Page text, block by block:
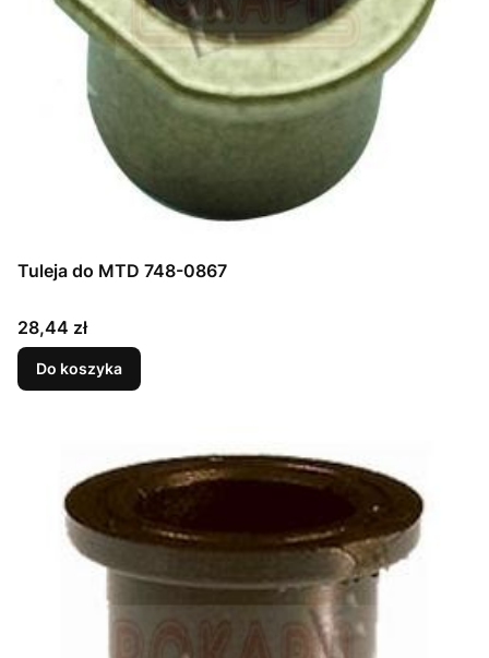
Tuleja do MTD 748-0867
Cena
28,44 zł
Do koszyka